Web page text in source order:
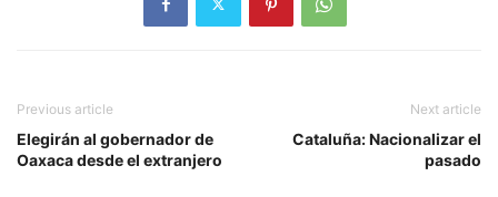
Previous article
Elegirán al gobernador de
Oaxaca desde el extranjero
Next article
Cataluña: Nacionalizar el
pasado